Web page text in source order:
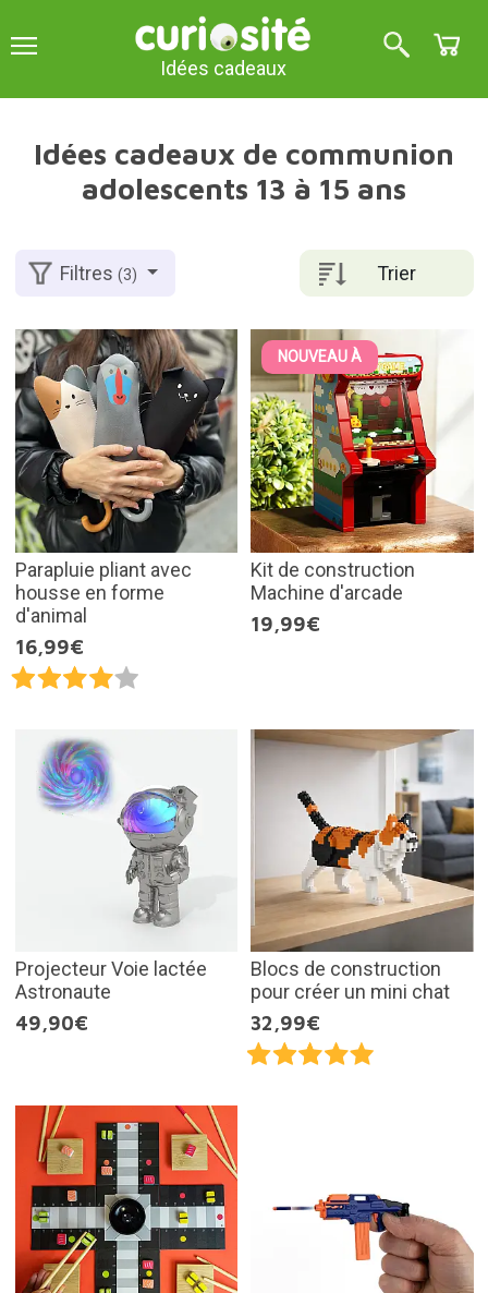
Idées cadeaux
Idées cadeaux de communion
adolescents 13 à 15 ans
Trier
Filtres(3)
Parapluie pliant avec
housse en forme
d'animal
16,99€
NOUVEAU À
Kit de construction
Machine d'arcade
19,99€
Projecteur Voie lactée
Astronaute
49,90€
Blocs de construction
pour créer un mini chat
32,99€